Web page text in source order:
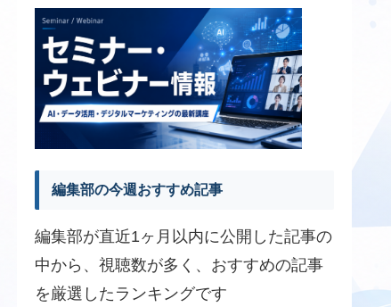
編集部の今週おすすめ記事
編集部が直近1ヶ月以内に公開した記事の
中から、視聴数が多く、おすすめの記事
を厳選したランキングです